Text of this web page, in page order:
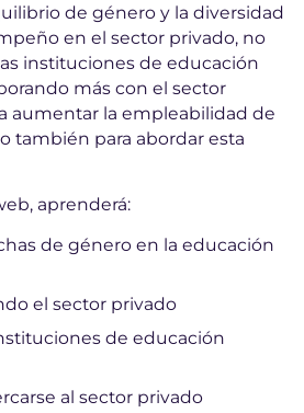
de género y la diversidad
en el sector privado, no
instituciones de educación
más con el sector
aumentar la empleabilidad de
también para abordar esta
aprenderá:
de género en la educación
el sector privado
de educación
al sector privado